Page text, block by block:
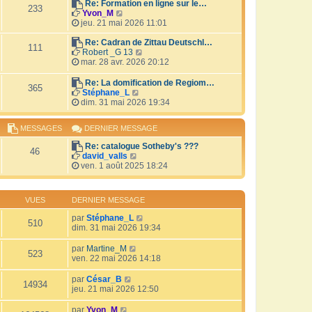
i
r
m
e
s
s
a
g
e
r
e
d
e
r
n
i
e
m
e
s
s
a
g
e
233
Re: Formation en ligne sur le…
Yvon_M
o
i
r
l
e
d
e
r
n
i
e
r
m
e
s
s
a
g
e
jeu. 21 mai 2026 11:01
111
Re: Cadran de Zittau Deutschl…
Robert _G 13
o
i
r
e
d
e
r
n
i
r
m
e
s
s
g
e
mar. 28 avr. 2026 20:12
365
Re: La domification de Regiom…
Stéphane_L
o
i
r
l
e
d
e
r
n
i
e
r
m
e
s
a
g
dim. 31 mai 2026 19:34
MESSAGES DERNIER MESSAGE
46
Re: catalogue Sotheby's ???
david_valls
o
i
e
d
e
r
e
r
e
s
ven. 1 août 2025 18:24
VUES DERNIER MESSAGE
510 par Stéphane_L
dim. 31 mai 2026 19:34
523 par Martine_M
ven. 22 mai 2026 14:18
14934 par César_B
jeu. 21 mai 2026 12:50